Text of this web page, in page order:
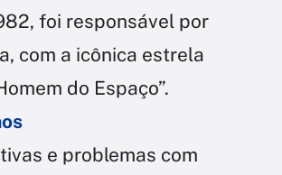
foi responsável por
com a icônica estrela
do Espaço”.
e problemas com